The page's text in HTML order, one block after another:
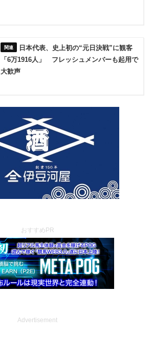
日本代表、史上初の“元日決戦”に観客
「6万1916人」 フレッシュメンバーも起用で
大歓声
おすすめPR
Advertisement